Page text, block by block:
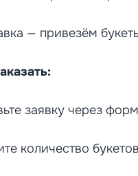
— привезём
заявку через
количество